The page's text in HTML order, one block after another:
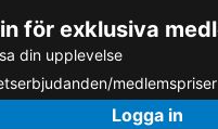
för exklusiva
din upplevelse
medlemspriser
Logga in